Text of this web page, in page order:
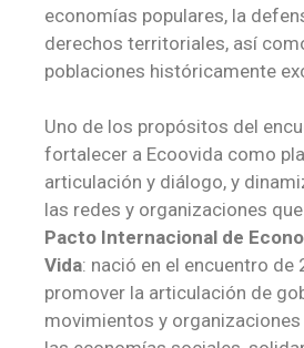
economías populares, la
derechos territoriales, así
poblaciones históricamente
Uno de los propósitos del
fortalecer a Ecoovida como
articulación y diálogo, y
las redes y organizaciones
Pacto Internacional de
Vida: nació en el encuentro de
promover la articulación de
movimientos y